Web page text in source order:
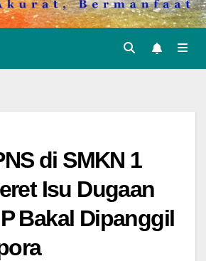
di SMKN 1
Isu Dugaan
Bakal Dipanggil